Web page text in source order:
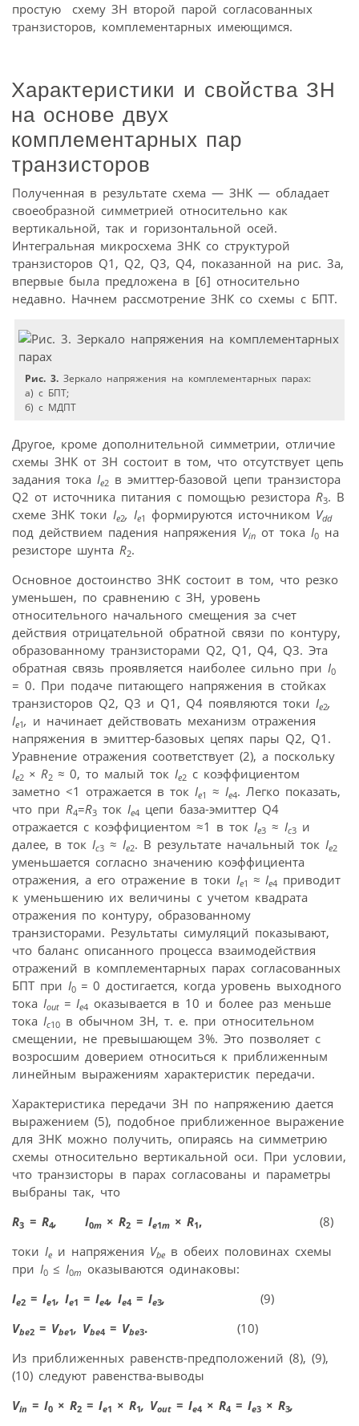
простую схему ЗН второй парой согласованных
транзисторов, комплементарных имеющимся.
Характеристики и свойства ЗН
на основе двух
комплементарных пар
транзисторов
Полученная в результате схема — ЗНК — обладает
своеобразной симметрией относительно как
вертикальной, так и горизонтальной осей.
Интегральная микросхема ЗНК со структурой
транзисторов Q1, Q2, Q3, Q4, показанной на рис. 3а,
впервые была предложена в [6] относительно
недавно. Начнем рассмотрение ЗНК со схемы с БПТ.
Рис. 3. Зеркало напряжения на комплементарных парах:
a) с БПТ;
б) с МДПТ
Другое, кроме дополнительной симметрии, отличие
схемы ЗНК от ЗН состоит в том, что отсутствует цепь
задания тока Ie2 в эмиттер-базовой цепи транзистора
Q2 от источника питания с помощью резистора R3. В
схеме ЗНК токи Ie2, Ie1 формируются источником Vdd
под действием падения напряжения Vin от тока I0 на
резисторе шунта R2.
Основное достоинство ЗНК состоит в том, что резко
уменьшен, по сравнению с ЗН, уровень
относительного начального смещения за счет
действия отрицательной обратной связи по контуру,
образованному транзисторами Q2, Q1, Q4, Q3. Эта
обратная связь проявляется наиболее сильно при I0
= 0. При подаче питающего напряжения в стойках
транзисторов Q2, Q3 и Q1, Q4 появляются токи Ie2,
Ie1, и начинает действовать механизм отражения
напряжения в эмиттер-базовых цепях пары Q2, Q1.
Уравнение отражения соответствует (2), а поскольку
Ie2 × R2 ≈ 0, то малый ток Ie2 с коэффициентом
заметно <1 отражается в ток Ie1 ≈ Ie4. Легко показать,
что при R4=R3 ток Ie4 цепи база-эмиттер Q4
отражается с коэффициентом ≈1 в ток Ie3 ≈ Ic3 и
далее, в ток Ic3 ≈ Ie2. В результате начальный ток Ie2
уменьшается согласно значению коэффициента
отражения, а его отражение в токи Ie1 ≈ Ie4 приводит
к уменьшению их величины с учетом квадрата
отражения по контуру, образованному
транзисторами. Результаты симуляций показывают,
что баланс описанного процесса взаимодействия
отражений в комплементарных парах согласованных
БПТ при I0 = 0 достигается, когда уровень выходного
тока Iout = Ie4 оказывается в 10 и более раз меньше
тока Ic10 в обычном ЗН, т. е. при относительном
смещении, не превышающем 3%. Это позволяет с
возросшим доверием относиться к приближенным
линейным выражениям характеристик передачи.
Характеристика передачи ЗН по напряжению дается
выражением (5), подобное приближенное выражение
для ЗНК можно получить, опираясь на симметрию
схемы относительно вертикальной оси. При условии,
что транзисторы в парах согласованы и параметры
выбраны так, что
R3 = R4, I0m × R2 = Ie1m × R1,
(8)
токи Ie и напряжения Vbe в обеих половинах схемы
при I0 ≤ I0m оказываются одинаковы:
Ie2 = Ie1, Ie1 = Ie4, Ie4 = Ie3,
(9)
Vbe2 = Vbe1, Vbe4 = Vbe3.
(10)
Из приближенных равенств-предположений (8), (9),
(10) следуют равенства-выводы
Vin = I0 × R2 = Ie1 × R1, Vout = Ie4 × R4 = Ie3 × R3,